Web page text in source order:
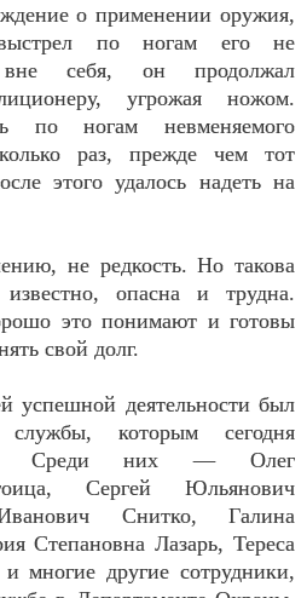
о применении оружия,
по ногам его не
вне себя, он продолжал
угрожая ножом.
по ногам невменяемого
раз, прежде чем тот
этого удалось надеть на
не редкость. Но такова
опасна и трудна.
это понимают и готовы
свой долг.
успешной деятельности был
службы, которым сегодня
Среди них — Олег
Сергей Юльянович
Снитко, Галина
Степановна Лазарь, Тереса
многие другие сотрудники,